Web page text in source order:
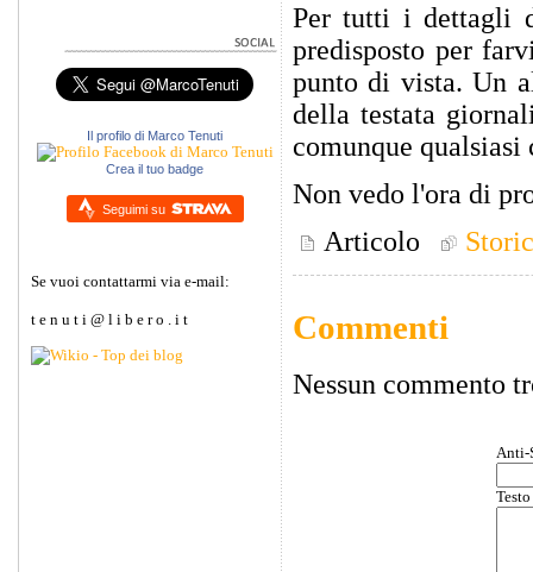
Il profilo di Marco Tenuti
Crea il tuo badge
Seguimi su
Se vuoi contattarmi via e-mail:
t e n u t i @ l i b e r o . i t
Per tutti i dettagli
predisposto per
punto di vista. Un
della testata
comunque
Non vedo l'ora di
Articolo
Commenti
Nessun commento
Anti-